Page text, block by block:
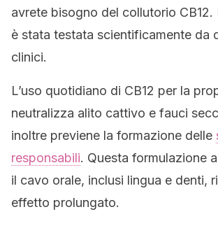
avrete bisogno del collutorio CB12.
è stata testata scientificamente da
clinici.
L’uso quotidiano di CB12 per la
neutralizza alito cattivo e fauci
inoltre previene la formazione delle
responsabili. Questa formulazione
il cavo orale, inclusi lingua e denti,
effetto prolungato.